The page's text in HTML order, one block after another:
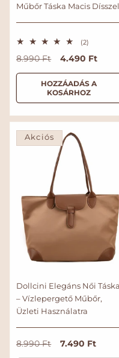
Műbőr Táska Macis Dísszel
(2)2
s
z
e
s
é
t
s
N
o
á
l
á
8.990 Ft
A
k
c
i
ó
s
á
r
4.490 Ft
HOZZÁADÁS A
KOSÁRHOZ
Akciós
Dollcini Elegáns Női Táska
– Vízlepergető Műbőr,
Üzleti Használatra
N
o
8.990 Ft
A
k
7.490 Ft